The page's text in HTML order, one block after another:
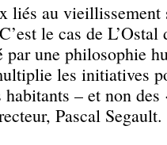
au vieillissement
le cas de
une philosophie
les initiatives
– et non
Pascal Segault.